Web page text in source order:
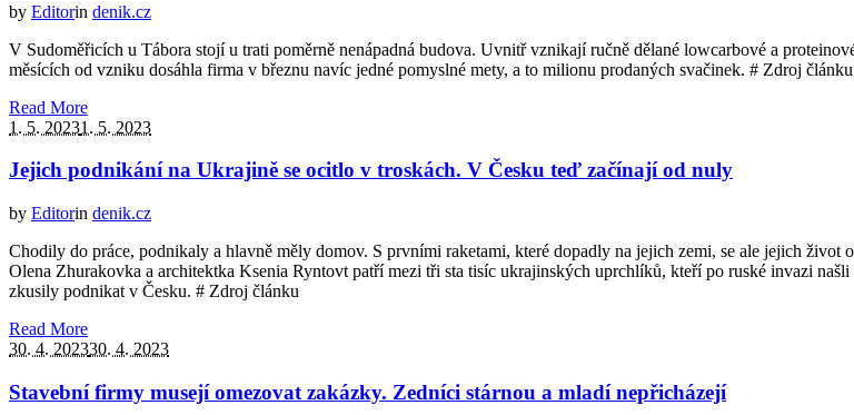
by Editorin denik.cz
V Sudoměřicích u Tábora stojí u trati poměrně nenápadná budova. Uvnitř vznikají ručně dělané lowcarbové a
měsících od vzniku dosáhla firma v březnu navíc jedné pomyslné mety, a to milionu prodaných svačinek. # Zdroj článku
Read More
1. 5. 20231. 5. 2023
Jejich podnikání na Ukrajině se ocitlo v troskách. V Česku teď začínají od nuly
by Editorin denik.cz
Chodily do práce, podnikaly a hlavně měly domov. S prvními raketami, které dopadly na jejich zemi, se ale jejich
Olena Zhurakovka a architektka Ksenia Ryntovt patří mezi tři sta tisíc ukrajinských uprchlíků, kteří po ruské invazi
zkusily podnikat v Česku. # Zdroj článku
Read More
30. 4. 202330. 4. 2023
Stavební firmy musejí omezovat zakázky. Zedníci stárnou a mladí nepřicházejí